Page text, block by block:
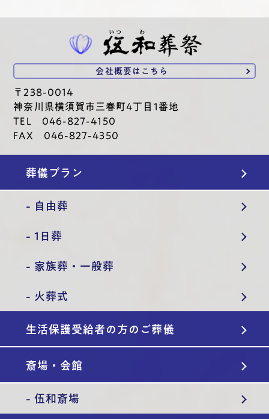
会社概要は こちら
〒238-0014
神奈川県横須賀市三春町4丁目1番地
TEL 046-827-4150
FAX 046-827-4350
葬儀プラン
- 自由葬
- 1日葬
- 家族葬・一般葬
- 火葬式
生活保護受給者の方のご葬儀
斎場・会館
- 伍和斎場